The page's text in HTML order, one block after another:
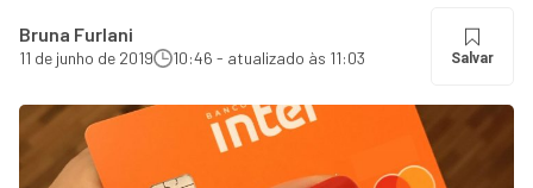
Bruna Furlani
11 de junho de 2019 10:46 - atualizado às 11:03 Salvar